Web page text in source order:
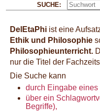
SUCHE:
DelEtaPhi ist eine
Ethik und Philosophie
Philosophieunterricht.
nur die Titel der
Die Suche kann
durch Eingabe eines
über ein
Begriffe),